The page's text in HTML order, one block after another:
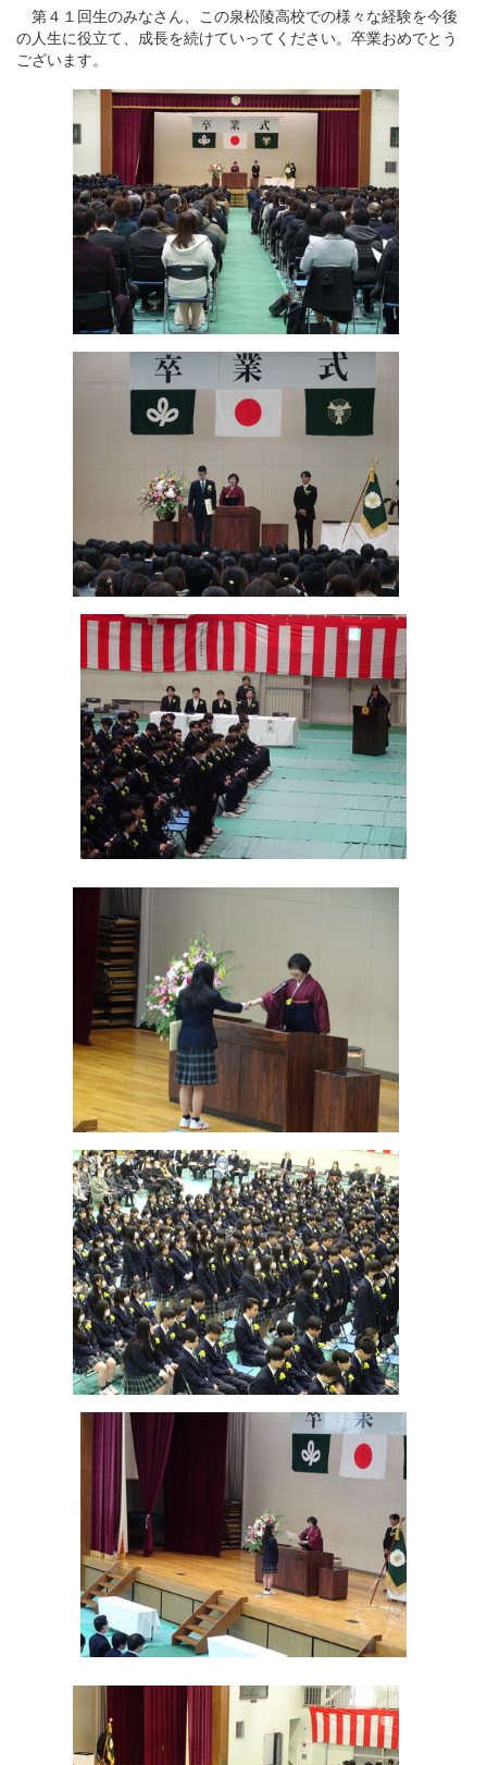
第４１回生のみなさん、この泉松陵高校での様々な経験を今後
の人生に役立て、成長を続けていってください。卒業おめでとう
ございます。